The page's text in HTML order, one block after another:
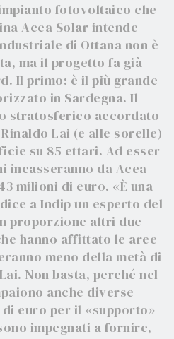
fotovoltaico che
Acea Solar intende
di Ottana non è
ma il progetto fa già
Il primo: è il più grande
in Sardegna. Il
stratosferico accordato
Lai (e alle sorelle)
su 85 ettari. Ad esser
incasseranno da Acea
milioni di euro. «È una
a Indip un esperto del
proporzione altri due
hanno affittato le aree
meno della metà di
Non basta, perché nel
anche diverse
euro per il «supporto»
impegnati a fornire,